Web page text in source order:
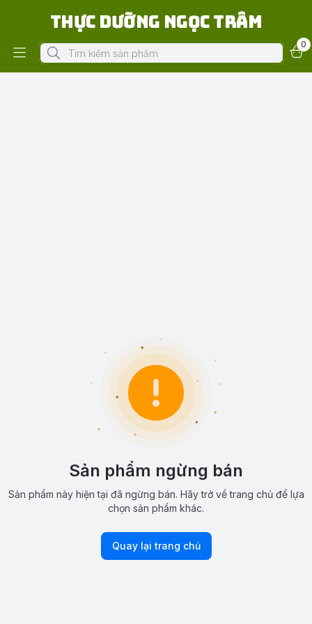
Thực Dưỡng Ngọc Trâm
0
Sản phẩm ngừng bán
Sản phẩm này hiện tại đã ngừng bán. Hãy trở về trang chủ để lựa
chọn sản phẩm khác.
Quay lại trang chủ